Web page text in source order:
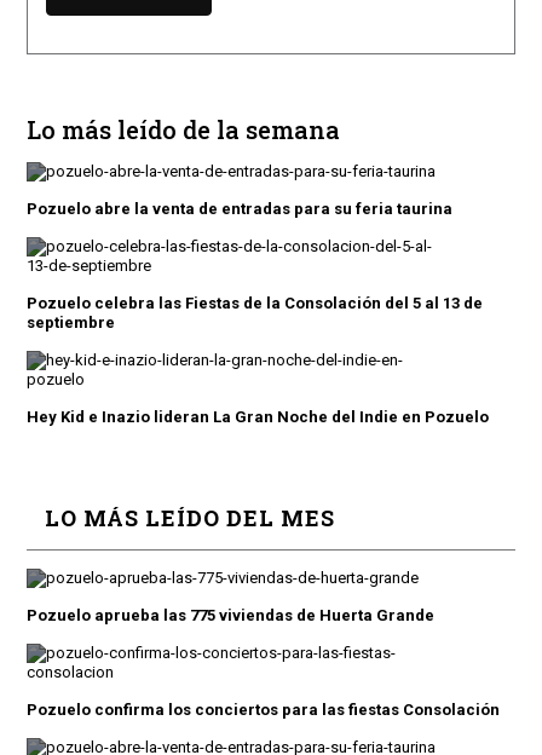
Lo más leído de la semana
Pozuelo abre la venta de entradas para su feria taurina
Pozuelo celebra las Fiestas de la Consolación del 5 al 13 de
septiembre
Hey Kid e Inazio lideran La Gran Noche del Indie en Pozuelo
LO MÁS LEÍDO DEL MES
Pozuelo aprueba las 775 viviendas de Huerta Grande
Pozuelo confirma los conciertos para las fiestas Consolación